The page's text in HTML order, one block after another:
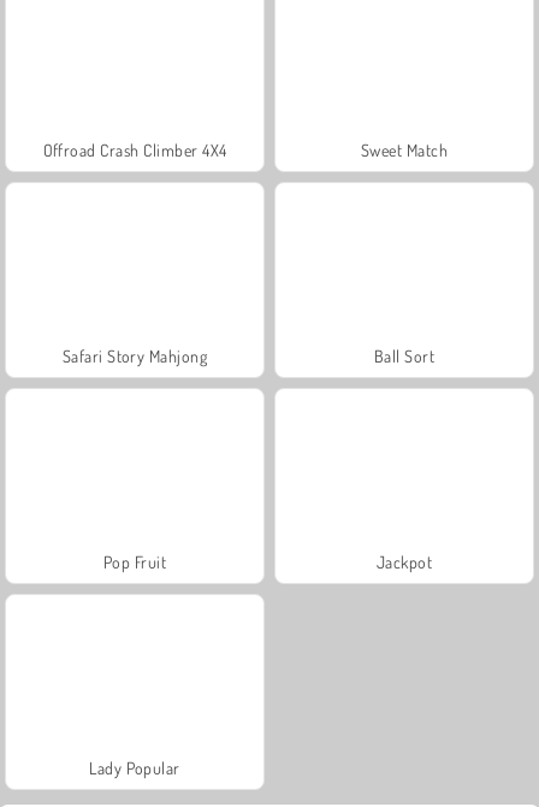
Offroad Crash Climber 4X4 Sweet Match
Safari Story Mahjong Ball Sort
Pop Fruit Jackpot
Lady Popular